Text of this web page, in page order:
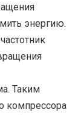
энергию.
Таким
компрессора